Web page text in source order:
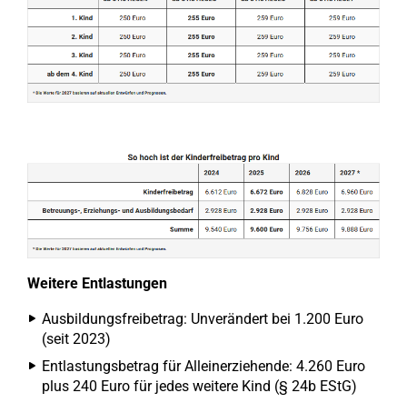
Weitere Entlastungen
Ausbildungsfreibetrag: Unverändert bei 1.200 Euro
(seit 2023)
Entlastungsbetrag für Alleinerziehende: 4.260 Euro
plus 240 Euro für jedes weitere Kind (§ 24b EStG)